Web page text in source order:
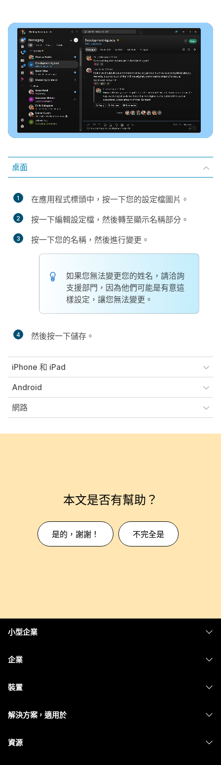
桌面
1 在應用程式標頭中，按一下您的設定檔圖片。
2 按一下編輯設定檔 ，然後轉至顯示名稱部分。
3 按一下您的名稱，然後進行變更。
如果您無法變更您的姓名，請洽詢
支援部門，因為他們可能是有意這
樣設定，讓您無法變更。
4 然後按一下儲存 。
iPhone 和 iPad
Android
網路
本文是否有幫助？
是的，謝謝！ 不完全是
小型企業
企業
裝置
解決方案，適用於
資源